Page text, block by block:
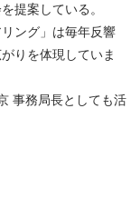
提案している。
ング」は毎年反響
りを体現していま
事務局長としても活